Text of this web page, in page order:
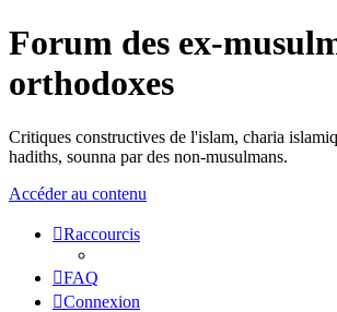
Forum des ex-
orthodoxes
Critiques constructives de l'islam, charia
hadiths, sounna par des non-musulmans.
Accéder au contenu
Raccourcis
FAQ
Connexion